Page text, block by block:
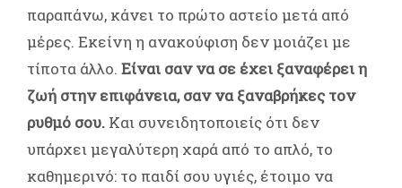
παραπάνω, κάνει το πρώτο αστείο μετά από
μέρες. Εκείνη η ανακούφιση δεν μοιάζει με
τίποτα άλλο. Είναι σαν να σε έχει ξαναφέρει η
ζωή στην επιφάνεια, σαν να ξαναβρήκες τον
ρυθμό σου. Και συνειδητοποιείς ότι δεν
υπάρχει μεγαλύτερη χαρά από το απλό, το
καθημερινό: το παιδί σου υγιές, έτοιμο να